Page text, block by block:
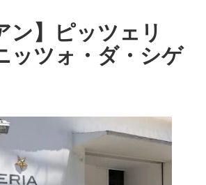
ン】ピッツェリ
ッツォ・ダ・シゲ